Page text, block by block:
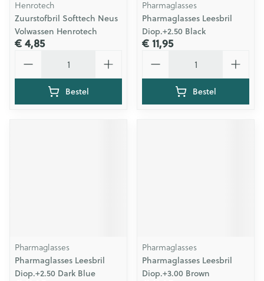
Henrotech
Zuurstofbril Softtech Neus
Volwassen Henrotech
€ 4,85
Bestel
Pharmaglasses
Pharmaglasses Leesbril
Diop.+2.50 Black
€ 11,95
Bestel
Pharmaglasses
Pharmaglasses Leesbril
Diop.+2.50 Dark Blue
Pharmaglasses
Pharmaglasses Leesbril
Diop.+3.00 Brown